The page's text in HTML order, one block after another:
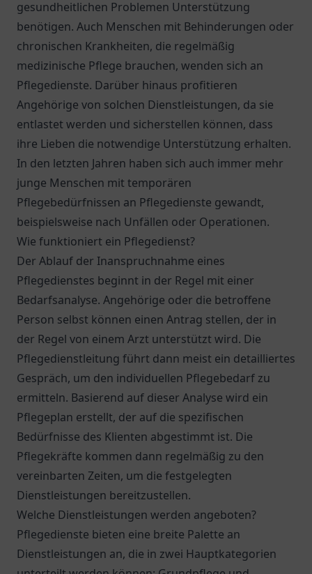
gesundheitlichen Problemen Unterstützung
benötigen. Auch Menschen mit Behinderungen oder
chronischen Krankheiten, die regelmäßig
medizinische Pflege brauchen, wenden sich an
Pflegedienste. Darüber hinaus profitieren
Angehörige von solchen Dienstleistungen, da sie
entlastet werden und sicherstellen können, dass
ihre Lieben die notwendige Unterstützung erhalten.
In den letzten Jahren haben sich auch immer mehr
junge Menschen mit temporären
Pflegebedürfnissen an Pflegedienste gewandt,
beispielsweise nach Unfällen oder Operationen.
Wie funktioniert ein Pflegedienst?
Der Ablauf der Inanspruchnahme eines
Pflegedienstes beginnt in der Regel mit einer
Bedarfsanalyse. Angehörige oder die betroffene
Person selbst können einen Antrag stellen, der in
der Regel von einem Arzt unterstützt wird. Die
Pflegedienstleitung führt dann meist ein detailliertes
Gespräch, um den individuellen Pflegebedarf zu
ermitteln. Basierend auf dieser Analyse wird ein
Pflegeplan erstellt, der auf die spezifischen
Bedürfnisse des Klienten abgestimmt ist. Die
Pflegekräfte kommen dann regelmäßig zu den
vereinbarten Zeiten, um die festgelegten
Dienstleistungen bereitzustellen.
Welche Dienstleistungen werden angeboten?
Pflegedienste bieten eine breite Palette an
Dienstleistungen an, die in zwei Hauptkategorien